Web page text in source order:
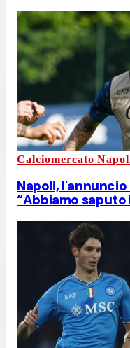
Calciomercato
Napoli,
“Abbiamo saputo